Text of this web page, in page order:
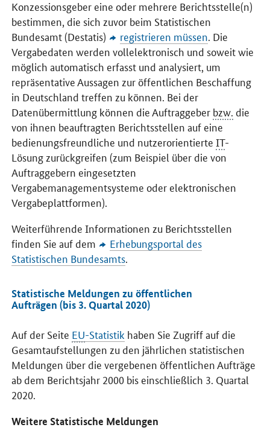
Konzessionsgeber eine oder mehrere Berichtsstelle(n)
bestimmen, die sich zuvor beim Statistischen
Bundesamt (Destatis)
registrieren müssen. Die
Vergabedaten werden vollelektronisch und soweit wie
möglich automatisch erfasst und analysiert, um
repräsentative Aussagen zur öffentlichen Beschaffung
in Deutschland treffen zu können. Bei der
Datenübermittlung können die Auftraggeber bzw. die
von ihnen beauftragten Berichtsstellen auf eine
bedienungsfreundliche und nutzerorientierteIT-
Lösung zurückgreifen (zum Beispiel über die von
Auftraggebern eingesetzten
Vergabemanagementsysteme oder elektronischen
Vergabeplattformen).
Weiterführende Informationen zu Berichtsstellen
finden Sie auf dem
Erhebungsportal des
Statistischen Bundesamts.
Statistische Meldungen zu öffentlichen
Aufträgen (bis 3. Quartal 2020)
Auf der Seite EU-Statistik haben Sie Zugriff auf die
Gesamtaufstellungen zu den jährlichen statistischen
Meldungen über die vergebenen öffentlichen Aufträge
ab dem Berichtsjahr 2000 bis einschließlich 3. Quartal
2020.
Weitere Statistische Meldungen